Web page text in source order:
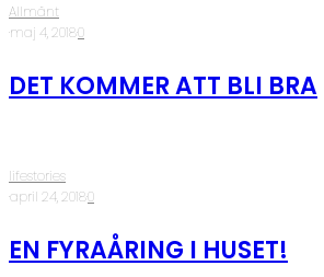
Allmänt
·maj 4, 2018·0
DET KOMMER ATT BLI BRA
lifestories
·april 24, 2018·0
EN FYRAÅRING I HUSET!